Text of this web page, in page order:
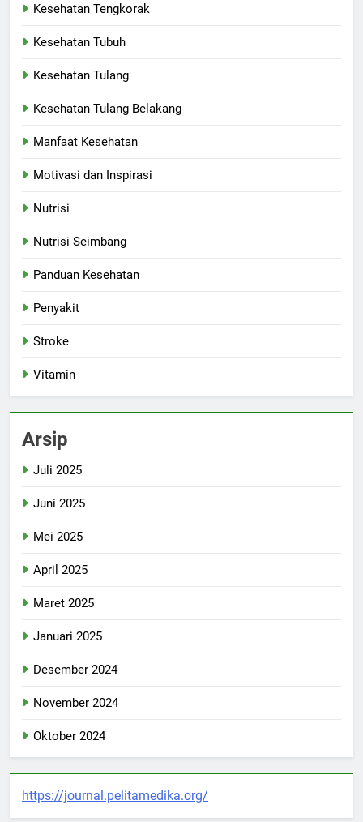
Kesehatan Tengkorak
Kesehatan Tubuh
Kesehatan Tulang
Kesehatan Tulang Belakang
Manfaat Kesehatan
Motivasi dan Inspirasi
Nutrisi
Nutrisi Seimbang
Panduan Kesehatan
Penyakit
Stroke
Vitamin
Arsip
Juli 2025
Juni 2025
Mei 2025
April 2025
Maret 2025
Januari 2025
Desember 2024
November 2024
Oktober 2024
https://journal.pelitamedika.org/